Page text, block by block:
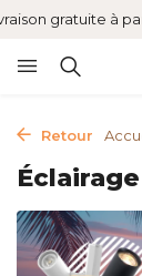
gratuite à
Retour